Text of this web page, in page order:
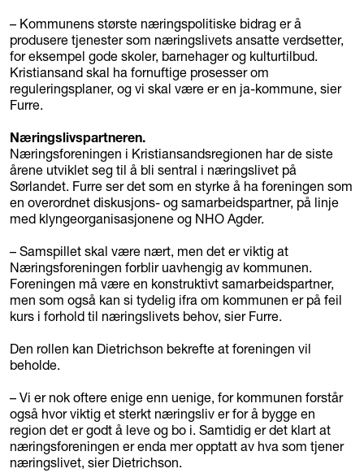
– Kommunens største næringspolitiske bidrag er å
produsere tjenester som næringslivets ansatte verdsetter,
for eksempel gode skoler, barnehager og kulturtilbud.
Kristiansand skal ha fornuftige prosesser om
reguleringsplaner, og vi skal være er en ja-kommune, sier
Furre.
Næringslivspartneren.
Næringsforeningen i Kristiansandsregionen har de siste
årene utviklet seg til å bli sentral i næringslivet på
Sørlandet. Furre ser det som en styrke å ha foreningen som
en overordnet diskusjons- og samarbeidspartner, på linje
med klyngeorganisasjonene og NHO Agder.
– Samspillet skal være nært, men det er viktig at
Næringsforeningen forblir uavhengig av kommunen.
Foreningen må være en konstruktivt samarbeidspartner,
men som også kan si tydelig ifra om kommunen er på feil
kurs i forhold til næringslivets behov, sier Furre.
Den rollen kan Dietrichson bekrefte at foreningen vil
beholde.
– Vi er nok oftere enige enn uenige, for kommunen forstår
også hvor viktig et sterkt næringsliv er for å bygge en
region det er godt å leve og bo i. Samtidig er det klart at
næringsforeningen er enda mer opptatt av hva som tjener
næringslivet, sier Dietrichson.